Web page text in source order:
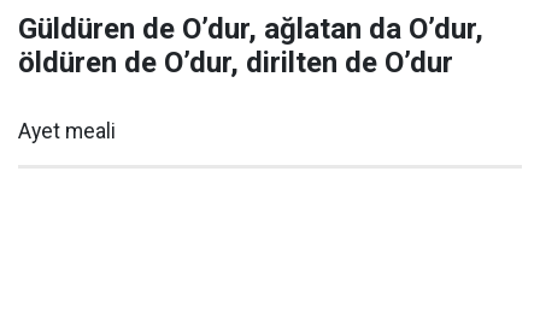
Güldüren de O’dur, ağlatan da O’dur,
öldüren de O’dur, dirilten de O’dur
Ayet meali